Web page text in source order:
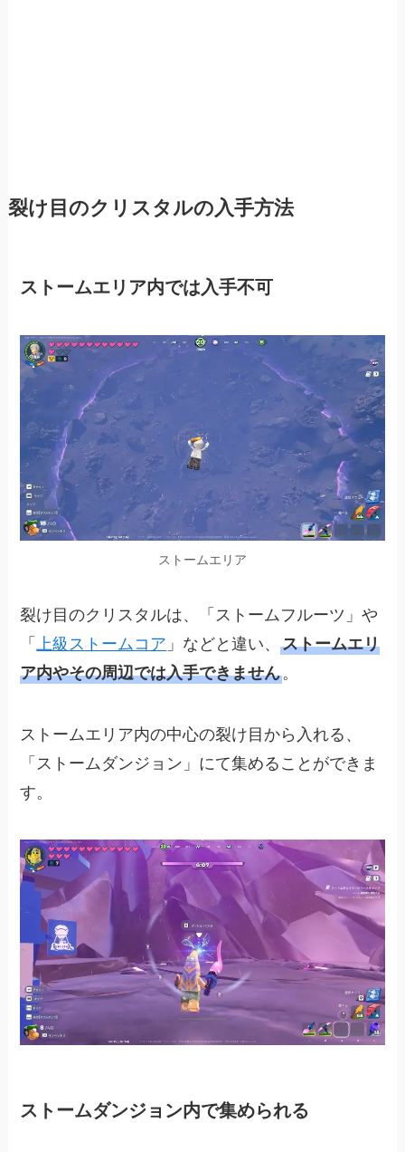
裂け目のクリスタルの入手方法
ストームエリア内では入手不可
ストームエリア
裂け目のクリスタルは、「ストームフルーツ」や
「上級ストームコア 」などと違い、ストームエリ
ア内やその周辺では入手できません。
ストームエリア内の中心の裂け目から入れる、
「ストームダンジョン」にて集めることができま
す。
ストームダンジョン内で集められる